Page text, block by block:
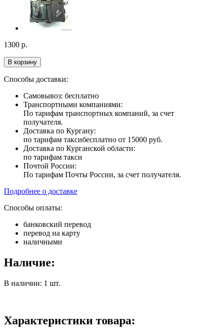
1300 р.
В корзину
Способы доставки:
Самовывоз: бесплатно
Транспортными компаниями:
По тарифам транспортных компаний, за счет
получателя.
Доставка по Кургану:
по тарифам таксибесплатно от 15000 руб.
Доставка по Курганской области:
по тарифам такси
Почтой России:
По тарифам Почты России, за счет получателя.
Подробнее о доставке
Способы оплаты:
банковский перевод
перевод на карту
наличными
Наличие:
В наличии: 1 шт.
Характеристики товара: